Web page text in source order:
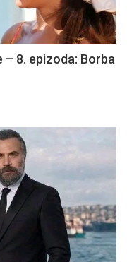
– 8. epizoda: Borba